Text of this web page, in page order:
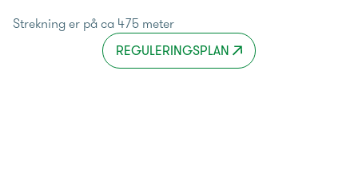
Strekning er på ca 475 meter
REGULERINGSPLAN